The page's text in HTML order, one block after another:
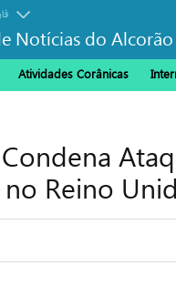
Notícias do Alcorão
Atividades Corânicas
Reino